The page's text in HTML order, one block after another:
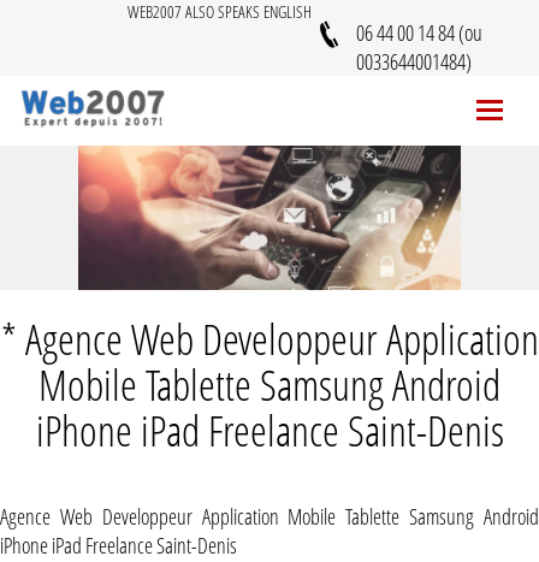
WEB2007 ALSO SPEAKS ENGLISH
06 44 00 14 84 (ou
0033644001484)
* Agence Web Developpeur Application
Mobile Tablette Samsung Android
iPhone iPad Freelance Saint-Denis
Agence Web Developpeur Application Mobile Tablette Samsung Android
iPhone iPad Freelance Saint-Denis